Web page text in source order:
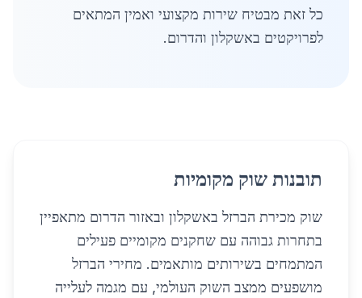
כל זאת מבטיח שירות מקצועי ואמין המתאים
לפרויקטים באשקלון והדרום.
תובנות שוק מקומיות
שוק מכירת הברזל באשקלון ובאזור הדרום מתאפיין
בתחרות גבוהה עם שחקנים מקומיים פעילים
המתמחים בשירותים מותאמים. מחירי הברזל
מושפעים ממצב השוק העולמי, עם מגמה לעלייה